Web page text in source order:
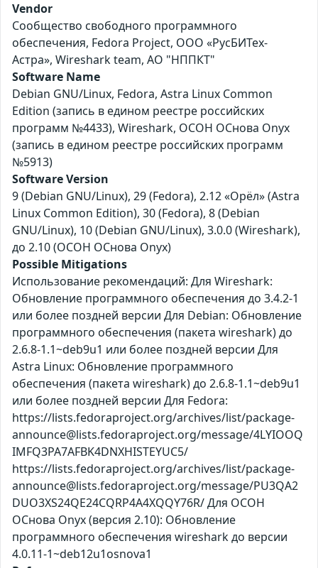
Vendor
Сообщество свободного программного
обеспечения, Fedora Project, ООО «РусБИТех-
Астра», Wireshark team, АО "НППКТ"
Software Name
Debian GNU/Linux, Fedora, Astra Linux Common
Edition (запись в едином реестре российских
программ №4433), Wireshark, ОСОН ОСнова Оnyx
(запись в едином реестре российских программ
№5913)
Software Version
9 (Debian GNU/Linux), 29 (Fedora), 2.12 «Орёл» (Astra
Linux Common Edition), 30 (Fedora), 8 (Debian
GNU/Linux), 10 (Debian GNU/Linux), 3.0.0 (Wireshark),
до 2.10 (ОСОН ОСнова Оnyx)
Possible Mitigations
Использование рекомендаций: Для Wireshark:
Обновление программного обеспечения до 3.4.2-1
или более поздней версии Для Debian: Обновление
программного обеспечения (пакета wireshark) до
2.6.8-1.1~deb9u1 или более поздней версии Для
Astra Linux: Обновление программного
обеспечения (пакета wireshark) до 2.6.8-1.1~deb9u1
или более поздней версии Для Fedora:
https://lists.fedoraproject.org/archives/list/package-
announce@lists.fedoraproject.org/message/4LYIOOQ
IMFQ3PA7AFBK4DNXHISTEYUC5/
https://lists.fedoraproject.org/archives/list/package-
announce@lists.fedoraproject.org/message/PU3QA2
DUO3XS24QE24CQRP4A4XQQY76R/ Для ОСОН
ОСнова Оnyx (версия 2.10): Обновление
программного обеспечения wireshark до версии
4.0.11-1~deb12u1osnova1